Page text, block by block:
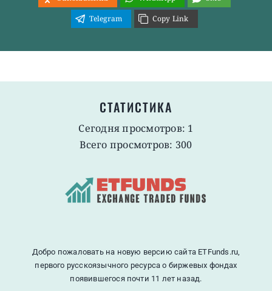
Telegram
Copy Link
СТАТИСТИКА
Сегодня просмотров: 1
Всего просмотров: 300
Добро пожаловать на новую версию сайта ETFunds.ru,
первого русскоязычного ресурса о биржевых фондах
появившегося почти 11 лет назад.